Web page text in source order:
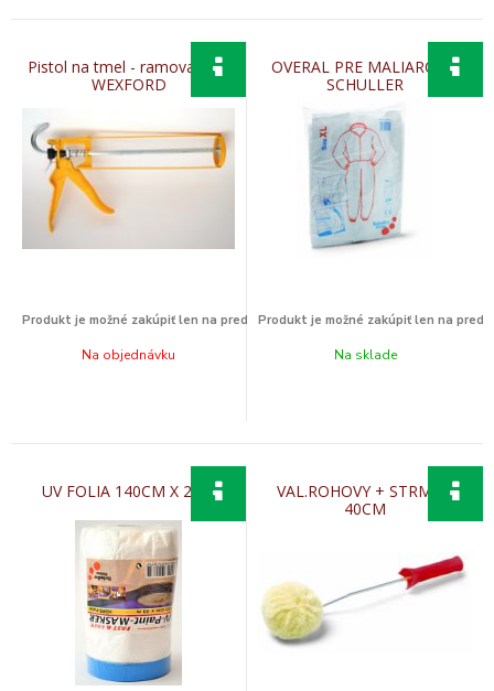
Pistol na tmel - ramova COX
WEXFORD
Na objednávku
OVERAL PRE MALIAROV L
SCHULLER
Na sklade
UV FOLIA 140CM X 20M
VAL.ROHOVY + STRMEN
40CM